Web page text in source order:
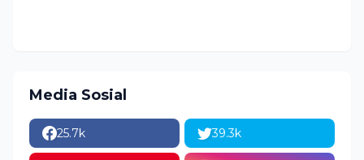
Media Sosial
25.7k 39.3k